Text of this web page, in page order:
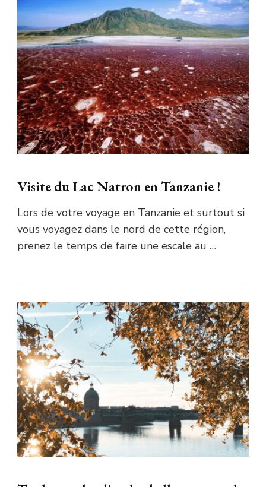
Visite du Lac Natron en Tanzanie !
Lors de votre voyage en Tanzanie et surtout si
vous voyagez dans le nord de cette région,
prenez le temps de faire une escale au …